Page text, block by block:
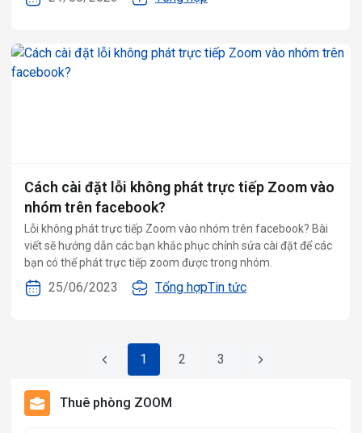
Cách cài đặt lỗi không phát trực tiếp Zoom vào
nhóm trên facebook?
Lỗi không phát trực tiếp Zoom vào nhóm trên facebook? Bài
viết sẽ hướng dẫn các bạn khắc phục chỉnh sửa cài đặt để các
bạn có thể phát trực tiếp zoom được trong nhóm.
25/06/2023 Tổng hợpTin tức
1 2 3
Thuê phòng ZOOM